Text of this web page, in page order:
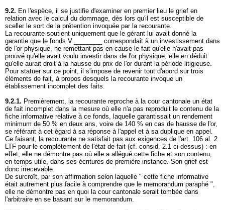
9.2. En l'espèce, il se justifie d'examiner en premier lieu le grief en
relation avec le calcul du dommage, dès lors qu'il est susceptible de
sceller le sort de la prétention invoquée par la recourante.
La recourante soutient uniquement que le gérant lui avait donné la
garantie que le fonds V.________ correspondait à un investissement dans
de l'or physique, ne remettant pas en cause le fait qu'elle n'avait pas
prouvé qu'elle avait voulu investir dans de l'or physique; elle en déduit
qu'elle aurait droit à la hausse du prix de l'or durant la période litigieuse.
Pour statuer sur ce point, il s'impose de revenir tout d'abord sur trois
éléments de fait, à propos desquels la recourante invoque un
établissement incomplet des faits.
9.2.1. Premièrement, la recourante reproche à la cour cantonale un état
de fait incomplet dans la mesure où elle n'a pas reproduit le contenu de la
fiche informative relative à ce fonds, laquelle garantissait un rendement
minimum de 50 % en deux ans, voire de 140 % en cas de hausse de l'or,
se référant à cet égard à sa réponse à l'appel et à sa duplique en appel.
Ce faisant, la recourante ne satisfait pas aux exigences de l'art. 106 al. 2
LTF pour le complètement de l'état de fait (cf. consid. 2.1 ci-dessus) : en
effet, elle ne démontre pas où elle a allégué cette fiche et son contenu,
en temps utile, dans ses écritures de première instance. Son grief est
donc irrecevable.
De surcroît, par son affirmation selon laquelle " cette fiche informative
était autrement plus facile à comprendre que le memorandum paraphé ",
elle ne démontre pas en quoi la cour cantonale serait tombée dans
l'arbitraire en se basant sur le memorandum.